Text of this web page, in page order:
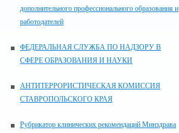
дополнительного профессионального образования и
работодателей
ФЕДЕРАЛЬНАЯ СЛУЖБА ПО НАДЗОРУ В
СФЕРЕ ОБРАЗОВАНИЯ И НАУКИ
АНТИТЕРРОРИСТИЧЕСКАЯ КОМИССИЯ
СТАВРОПОЛЬСКОГО КРАЯ
Рубрикатор клинических рекомендаций Минздрава